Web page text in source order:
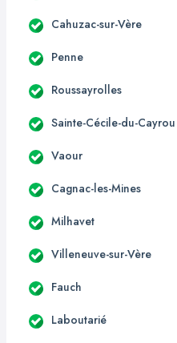
Cahuzac-sur-Vère
Penne
Roussayrolles
Sainte-Cécile-du-Cayrou
Vaour
Cagnac-les-Mines
Milhavet
Villeneuve-sur-Vère
Fauch
Laboutarié